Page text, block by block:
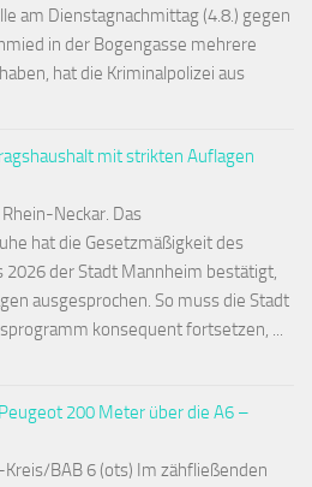
am Dienstagnachmittag (4.8.) gegen
in der Bogengasse mehrere
hat die Kriminalpolizei aus
mit strikten Auflagen
Neckar. Das
hat die Gesetzmäßigkeit des
der Stadt Mannheim bestätigt,
ausgesprochen. So muss die Stadt
konsequent fortsetzen, ...
200 Meter über die A6 –
BAB 6 (ots) Im zähfließenden